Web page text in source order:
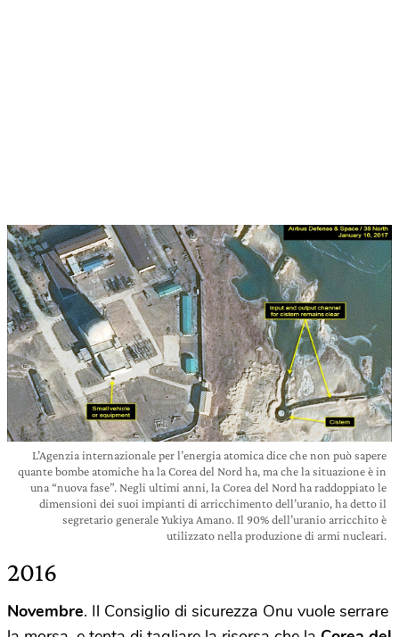
L’Agenzia internazionale per l’energia atomica dice che non può sapere
quante bombe atomiche ha la Corea del Nord ha, ma che la situazione è in
una “nuova fase”. Negli ultimi anni, la Corea del Nord ha raddoppiato le
dimensioni dei suoi impianti di arricchimento dell’uranio, ha detto il
segretario generale Yukiya Amano. Il 90% dell’uranio arricchito è
utilizzato nella produzione di armi nucleari.
2016
Novembre. Il Consiglio di sicurezza Onu vuole serrare